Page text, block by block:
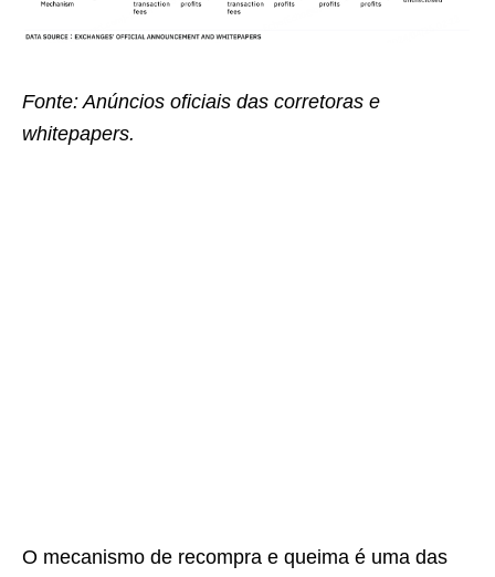
Fonte: Anúncios oficiais das corretoras e
whitepapers.
O mecanismo de recompra e queima é uma das